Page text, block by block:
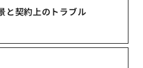
と契約上のトラブル